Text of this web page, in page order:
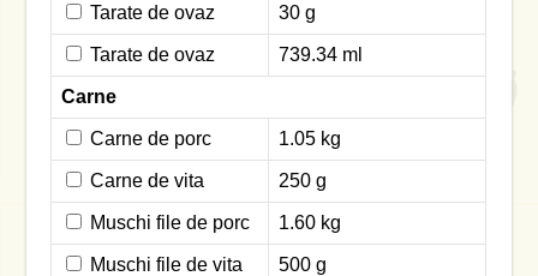
Tarate de ovaz 30 g
Tarate de ovaz 739.34 ml
Carne
Carne de porc 1.05 kg
Carne de vita 250 g
Muschi file de porc 1.60 kg
Muschi file de vita 500 g